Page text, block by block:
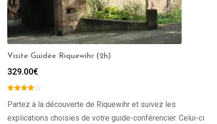
Visite Guidée Riquewihr (2h)
329.00€
Partez à la découverte de Riquewihr et suivez les
explications choisies de votre guide-conférencier. Celui-ci